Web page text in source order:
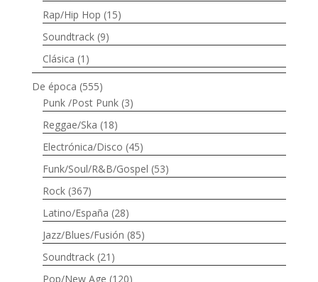
Rap/Hip Hop (15)
Soundtrack (9)
Clásica (1)
De época (555)
Punk /Post Punk (3)
Reggae/Ska (18)
Electrónica/Disco (45)
Funk/Soul/R&B/Gospel (53)
Rock (367)
Latino/España (28)
Jazz/Blues/Fusión (85)
Soundtrack (21)
Pop/New Age (120)